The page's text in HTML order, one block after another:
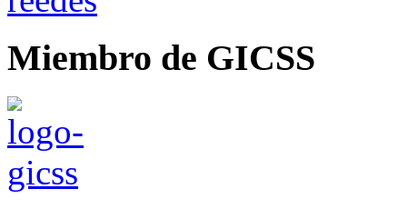
Miembro de GICSS